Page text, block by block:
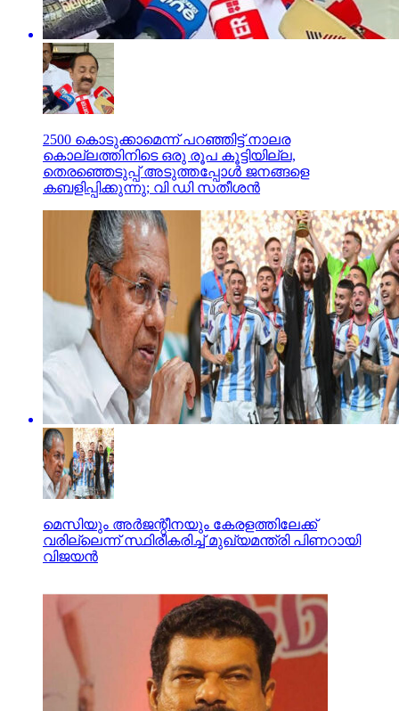
2500 കൊടുക്കാമെന്ന് പറഞ്ഞിട്ട് നാലര
കൊല്ലത്തിനിടെ ഒരു രൂപ കൂട്ടിയില്ല,
തെരഞ്ഞെടുപ്പ് അടുത്തപ്പോള്‍ ജനങ്ങളെ
കബളിപ്പിക്കുന്നു; വി ഡി സതീശന്‍
മെസിയും അര്‍ജന്റീനയും കേരളത്തിലേക്ക്
വരില്ലെന്ന് സ്ഥിരീകരിച്ച് മുഖ്യമന്ത്രി പിണറായി
വിജയന്‍